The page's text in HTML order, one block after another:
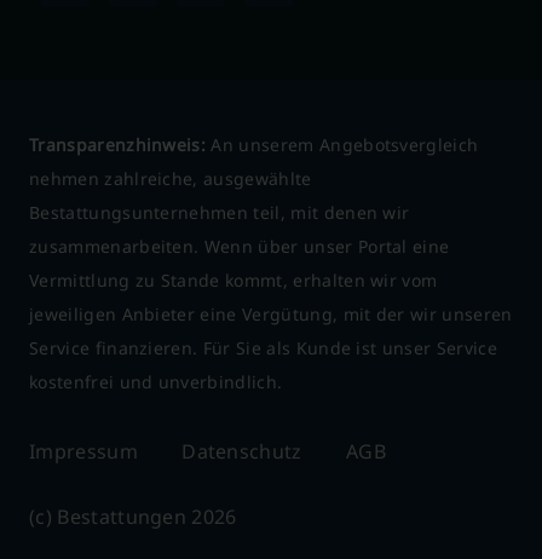
Transparenzhinweis: An unserem Angebotsvergleich
nehmen zahlreiche, ausgewählte
Bestattungsunternehmen teil, mit denen wir
zusammenarbeiten. Wenn über unser Portal eine
Vermittlung zu Stande kommt, erhalten wir vom
jeweiligen Anbieter eine Vergütung, mit der wir unseren
Service finanzieren. Für Sie als Kunde ist unser Service
kostenfrei und unverbindlich.
Impressum Datenschutz AGB
(c) Bestattungen 2026